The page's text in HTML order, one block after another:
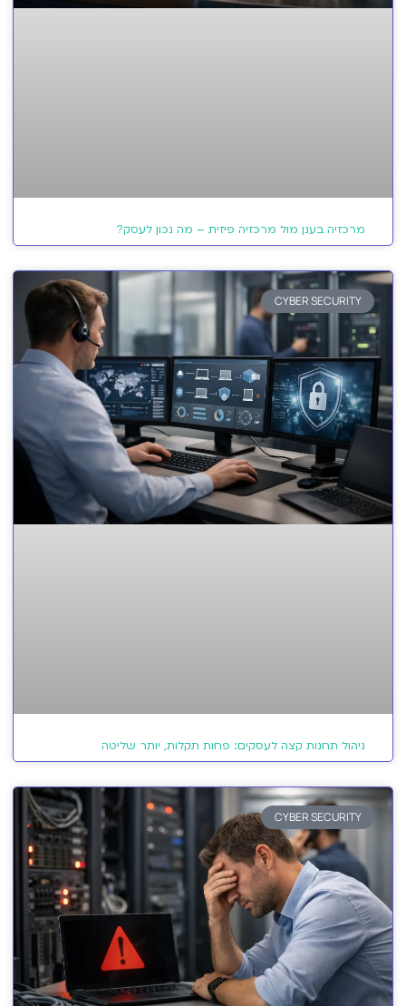
מרכזיה בענן מול מרכזיה פיזית – מה נכון לעסק?
CYBER SECURITY
ניהול תחנות קצה לעסקים: פחות תקלות, יותר שליטה
CYBER SECURITY